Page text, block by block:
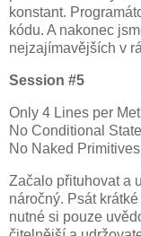
konstant.
kódu. A nakonec
nejzajímavějších v
Session #5
Only 4 Lines per
No Conditional
No Naked Primitives
Začalo přituhovat a
náročný. Psát
nutné si pouze